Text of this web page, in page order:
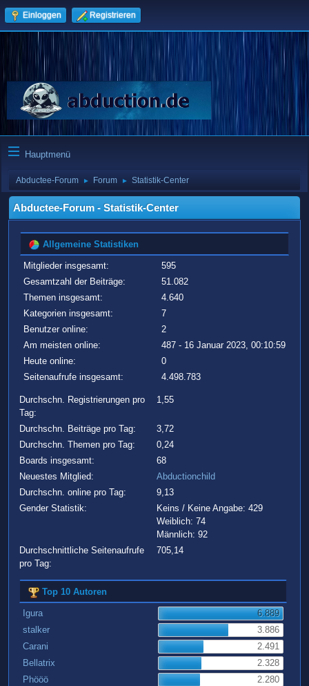
Einloggen Registrieren
Hauptmenü
Abductee-Forum ► Forum ► Statistik-Center
Abductee-Forum - Statistik-Center
Allgemeine Statistiken
Mitglieder insgesamt:
595
Gesamtzahl der Beiträge:
51.082
Themen insgesamt:
4.640
Kategorien insgesamt:
7
Benutzer online:
2
Am meisten online:
487 - 16 Januar 2023, 00:10:59
Heute online:
0
Seitenaufrufe insgesamt:
4.498.783
Durchschn. Registrierungen pro
Tag:
1,55
Durchschn. Beiträge pro Tag:
3,72
Durchschn. Themen pro Tag:
0,24
Boards insgesamt:
68
Neuestes Mitglied:
Abductionchild
Durchschn. online pro Tag:
9,13
Gender Statistik:
Keins / Keine Angabe: 429
Weiblich: 74
Männlich: 92
Durchschnittliche Seitenaufrufe
pro Tag:
705,14
Top 10 Autoren
Igura
6.889
stalker
3.886
Carani
2.491
Bellatrix
2.328
Phööö
2.280